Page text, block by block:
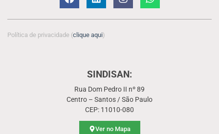
Política de privacidade (clique aqui)
SINDISAN:
Rua Dom Pedro II nº 89
Centro – Santos / São Paulo
CEP: 11010-080
Ver no Mapa